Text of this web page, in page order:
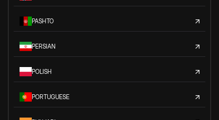
PASHTO
PERSIAN
POLISH
PORTUGUESE